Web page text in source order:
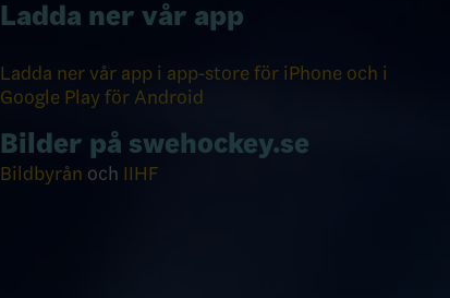
Ladda ner vår app
Ladda ner vår app i app-store för iPhone och i
Google Play för Android
Bilder på swehockey.se
Bildbyrån och IIHF